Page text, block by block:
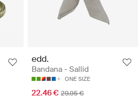
edd.
Bandana - Sallid
ONE SIZE
22.46 € 29.95 €